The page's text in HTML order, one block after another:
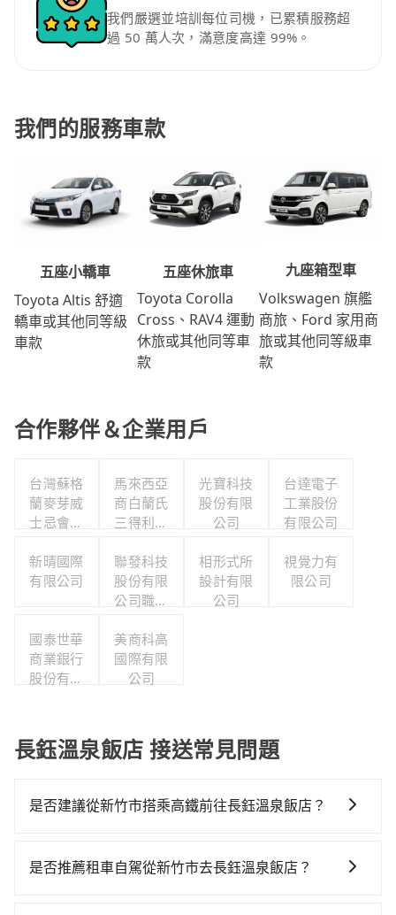
我們嚴選並培訓每位司機，已累積服務超
過 50 萬人次，滿意度高達 99%。
我們的服務車款
五座小轎車
Toyota Altis 舒適
轎車或其他同等級
車款
五座休旅車
Toyota Corolla
Cross、RAV4 運動
休旅或其他同等車
款
九座箱型車
Volkswagen 旗艦
商旅、Ford 家用商
旅或其他同等級車
款
合作夥伴＆企業用戶
台灣蘇格
蘭麥芽威
士忌會所
公司
馬來西亞
商白蘭氏
三得利股
司台灣分
公司
光寶科技
股份有限
公司
台達電子
工業股份
有限公司
新晴國際
有限公司
聯發科技
股份有限
公司職工
會
相形式所
設計有限
公司
視覺力有
限公司
國泰世華
商業銀行
股份有限
美商科高
國際有限
公司
長鈺溫泉飯店 接送常見問題
是否建議從新竹市搭乘高鐵前往長鈺溫泉飯店？
較貴！從最早07:02一直到22:17，新竹-左營一天最多有
是否推薦租車自駕從新竹市去長鈺溫泉飯店？